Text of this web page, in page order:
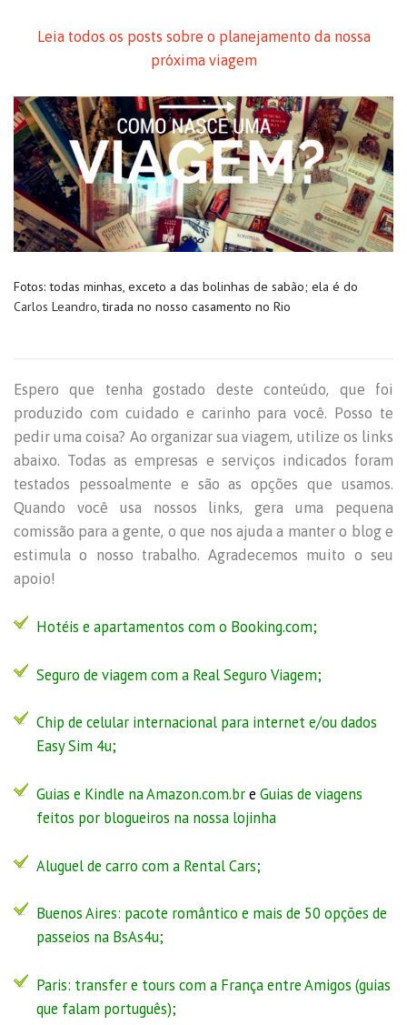
Leia todos os posts sobre o planejamento da nossa
próxima viagem
Fotos: todas minhas, exceto a das bolinhas de sabão; ela é do
Carlos Leandro , tirada no nosso casamento no Rio
Espero que tenha gostado deste conteúdo, que foi
produzido com cuidado e carinho para você. Posso te
pedir uma coisa? Ao organizar sua viagem, utilize os links
abaixo. Todas as empresas e serviços indicados foram
testados pessoalmente e são as opções que usamos.
Quando você usa nossos links, gera uma pequena
comissão para a gente, o que nos ajuda a manter o blog e
estimula o nosso trabalho. Agradecemos muito o seu
apoio!
Hotéis e apartamentos com o Booking.com;
Seguro de viagem com a Real Seguro Viagem;
Chip de celular internacional para internet e/ou dados
Easy Sim 4u;
Guias e Kindle na Amazon.com.bre Guias de viagens
feitos por blogueiros na nossa lojinha
Aluguel de carro com a Rental Cars;
Buenos Aires: pacote romântico e mais de 50 opções de
passeios na BsAs4u;
Paris: transfer e tours com a França entre Amigos (guias
que falam português);